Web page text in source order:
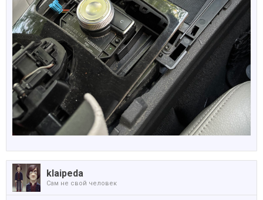
klaipeda
Сам не свой человек